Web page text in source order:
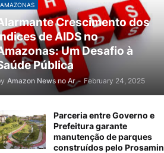
AMAZONAS
Crescimento dos
de AIDS no
Um Desafio à
Pública
Amazon News no Ar - February 24, 2025
Parceria entre Governo e
Prefeitura garante
manutenção de parques
construídos pelo Prosamin